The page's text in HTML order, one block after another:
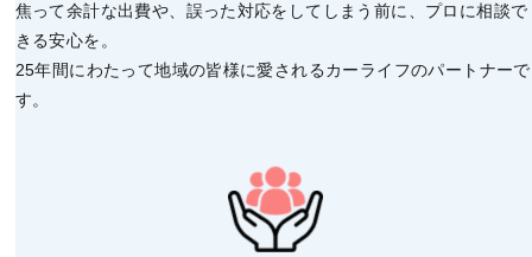
焦って余計な出費や、誤った対応をしてしまう前に、プロに相談で
きる安心を。
25年間にわたって地域の皆様に愛されるカーライフのパートナーで
す。